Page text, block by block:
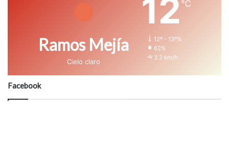
Ramos Mejía
Cielo claro
12 ℃
12º - 13º%
62%
3.2 km/h
Facebook